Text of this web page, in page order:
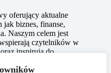
oferujący aktualne
biznes, finanse,
Naszym celem jest
czytelników w
inspirują do
poziomu wiedzy w